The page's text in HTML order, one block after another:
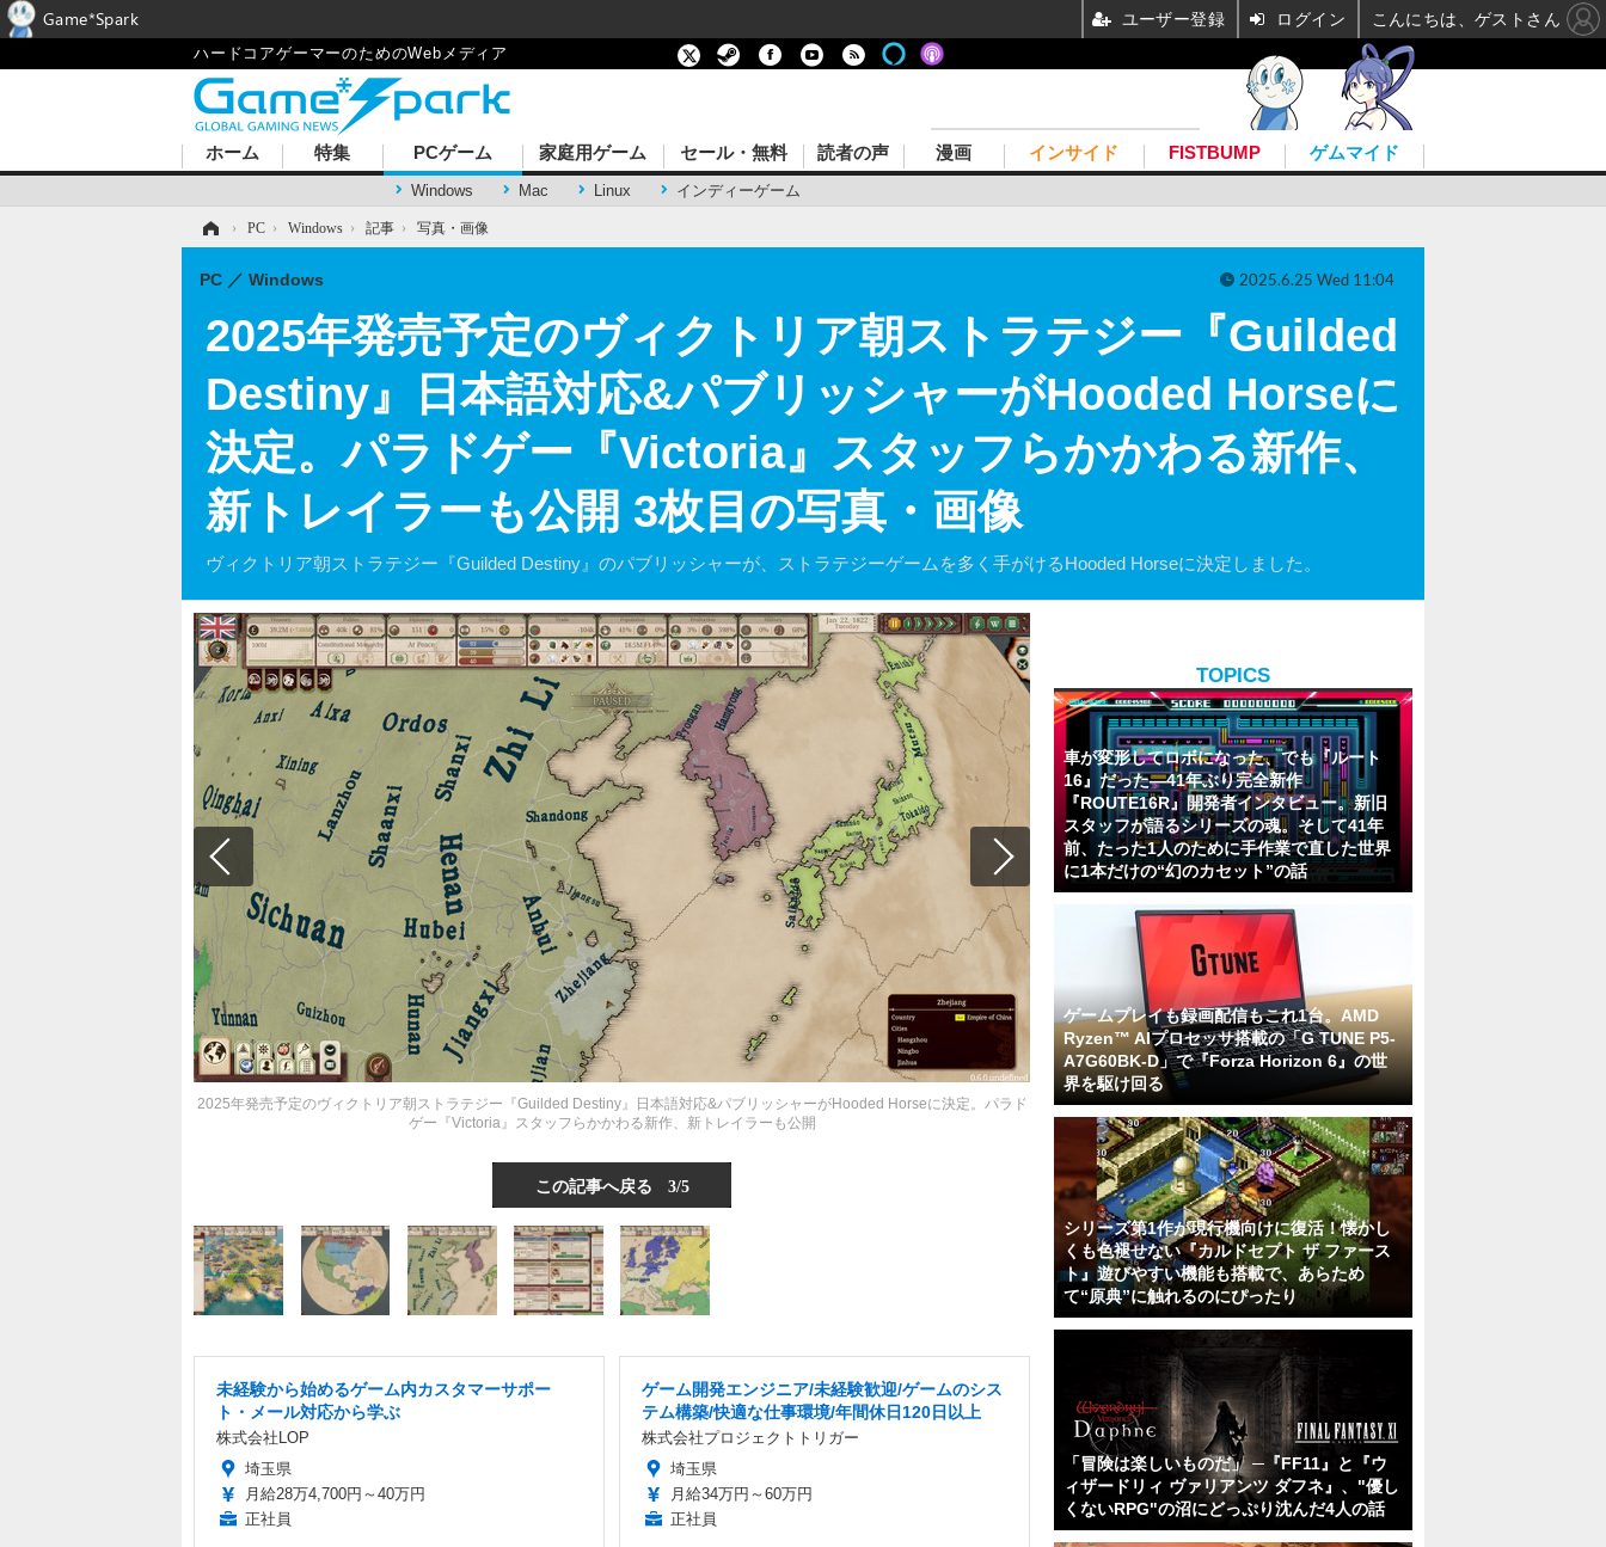
ハードコアゲーマーのためのWebメディア
ホーム 特集 PCゲーム
Windows Mac Linux インディーゲーム
家庭用ゲーム セール・無料 読者の声 漫画 インサイド FISTBUMP ゲムマイド
› PC › Windows › 記事 › 写真・画像
2025年発売予定のヴィクトリア朝ストラテジー『Guilded
Destiny』日本語対応&パブリッシャーがHooded Horseに
決定。パラドゲー『Victoria』スタッフらかかわる新作、
新トレイラーも公開 3枚目の写真・画像
ヴィクトリア朝ストラテジー『Guilded Destiny』のパブリッシャーが、ストラテジーゲームを多く手がけるHooded Horseに決定しました。
PC Windows 2025.6.25 Wed 11:04
2025年発売予定のヴィクトリア朝ストラテジー『Guilded Destiny』日本語対応&パブリッシャーがHooded Horseに決定。パラド
ゲー『Victoria』スタッフらかかわる新作、新トレイラーも公開
この記事へ戻る 3/5
未経験から始めるゲーム内カスタマーサポー
ト・メール対応から学ぶ
株式会社LOP
埼玉県
月給28万4,700円～40万円
正社員
ゲーム開発エンジニア/未経験歓迎/ゲームのシス
テム構築/快適な仕事環境/年間休日120日以上
株式会社プロジェクトトリガー
埼玉県
月給34万円～60万円
正社員
TOPICS
車が変形してロボになった、でも『ルート
16』だった―41年ぶり完全新作
『ROUTE16R』開発者インタビュー。新旧
スタッフが語るシリーズの魂。そして41年
前、たった1人のために手作業で直した世界
に1本だけの“幻のカセット”の話
ゲームプレイも録画配信もこれ1台。AMD
Ryzen™ AIプロセッサ搭載の「G TUNE P5-
A7G60BK-D」で『Forza Horizon 6』の世
界を駆け回る
シリーズ第1作が現行機向けに復活！懐かし
くも色褪せない『カルドセプト ザ ファース
ト』遊びやすい機能も搭載で、あらため
て“原典”に触れるのにぴったり
「冒険は楽しいものだ」 ─『FF11』と『ウ
ィザードリィ ヴァリアンツ ダフネ』、"優し
くないRPG"の沼にどっぷり沈んだ4人の話
Game*Spark ユーザー登録 ログイン こんにちは、ゲストさん